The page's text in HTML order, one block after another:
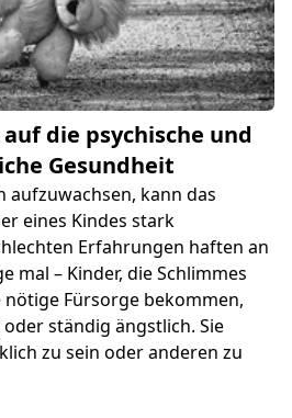
die psychische und
Gesundheit
aufzuwachsen, kann das
eines Kindes stark
Erfahrungen haften an
mal – Kinder, die Schlimmes
Fürsorge bekommen,
ständig ängstlich. Sie
zu sein oder anderen zu